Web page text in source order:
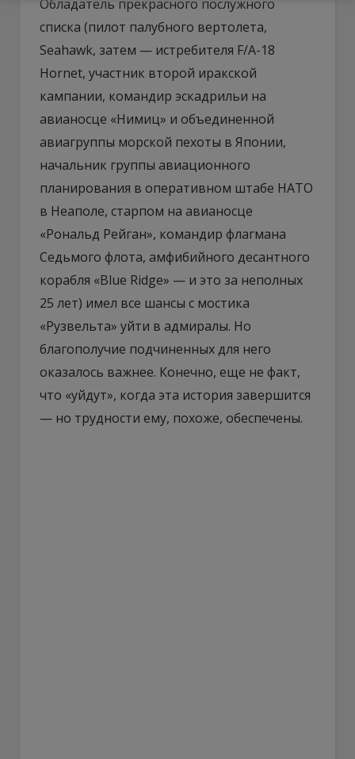
Обладатель прекрасного послужного
списка (пилот палубного вертолета,
Seahawk, затем — истребителя F/A-18
Hornet, участник второй иракской
кампании, командир эскадрильи на
авианосце «Нимиц» и объединенной
авиагруппы морской пехоты в Японии,
начальник группы авиационного
планирования в оперативном штабе НАТО
в Неаполе, старпом на авианосце
«Рональд Рейган», командир флагмана
Седьмого флота, амфибийного десантного
корабля «Blue Ridge» — и это за неполных
25 лет) имел все шансы с мостика
«Рузвельта» уйти в адмиралы. Но
благополучие подчиненных для него
оказалось важнее. Конечно, еще не факт,
что «уйдут», когда эта история завершится
— но трудности ему, похоже, обеспечены.